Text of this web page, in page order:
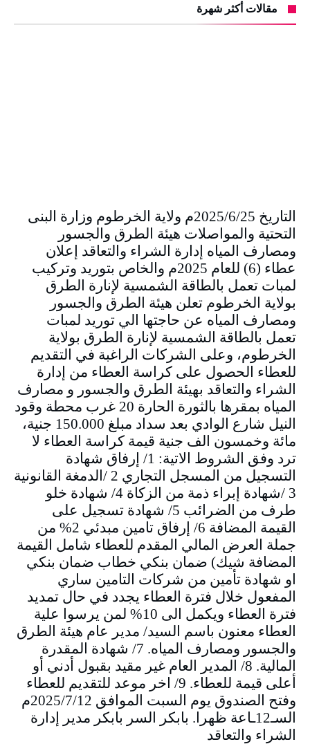
مقالات أكثر شهرة
التاريخ 2025/6/25م ولاية الخرطوم وزارة البنى
التحتية والمواصلات هيئة الطرق والجسور
ومصارف المياه إدارة الشراء والتعاقد إعلان
عطاء (6) للعام 2025م والخاص بتوريد وتركيب
لمبات تعمل بالطاقة الشمسية لإنارة الطرق
بولاية الخرطوم تعلن هيئة الطرق والجسور
ومصارف المياه عن حاجتها الي توريد لمبات
تعمل بالطاقة الشمسية لإنارة الطرق بولاية
الخرطوم، وعلى الشركات الراغبة في التقديم
للعطاء الحصول على كراسة العطاء من إدارة
الشراء والتعاقد بهيئة الطرق والجسور و مصارف
المياه بمقرها بالثورة الحارة 20 غرب محطة وقود
النيل شارع الوادي بعد سداد مبلغ 150.000 جنية،
مائة وخمسون الف جنية قيمة كراسة العطاء لا
ترد وفق الشروط الاتية: 1/ إرفاق شهادة
التسجيل من المسجل التجاري 2 /الدمغة القانونية
3 /شهادة إبراء ذمة من الزكاة 4/ شهادة خلو
طرف من الضرائب 5/ شهادة تسجيل على
القيمة المضافة 6/ إرفاق تامين مبدئي 2% من
جملة العرض المالي المقدم للعطاء شامل القيمة
المضافة شيك) ضمان بنكي خطاب ضمان بنكي
او شهادة تأمين من شركات التامين ساري
المفعول خلال فترة العطاء يجدد في حال تمديد
فترة العطاء ويكمل الى 10% لمن يرسوا علية
العطاء معنون باسم السيد/ مدير عام هيئة الطرق
والجسور ومصارف المياه. 7/ شهادة المقدرة
المالية. 8/ المدير العام غير مقيد بقبول أدني أو
أعلى قيمة للعطاء. 9/ اخر موعد للتقديم للعطاء
وفتح الصندوق يوم السبت الموافق 2025/7/12م
السـ12ـاعة ظهرا. بابكر السر بابكر مدير إدارة
الشراء والتعاقد